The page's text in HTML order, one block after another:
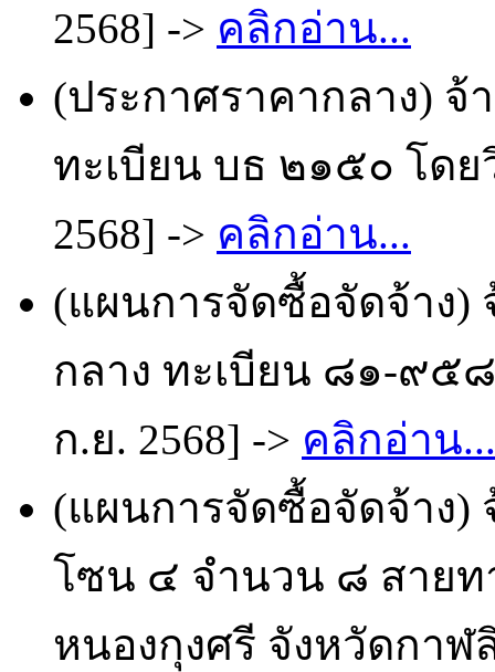
2568] -> คลิกอ่าน...
(ประกาศราคากลาง)
ทะเบียน บธ ๒๑๕๐ โดย
2568] -> คลิกอ่าน...
(แผนการจัดซื้อจัดจ้าง)
กลาง ทะเบียน ๘๑-๙๕๘
ก.ย. 2568] -> คลิกอ่าน...
(แผนการจัดซื้อจัดจ้าง)
โซน ๔ จำนวน ๘ สายท
หนองกุงศรี จังหวัดกาฬ